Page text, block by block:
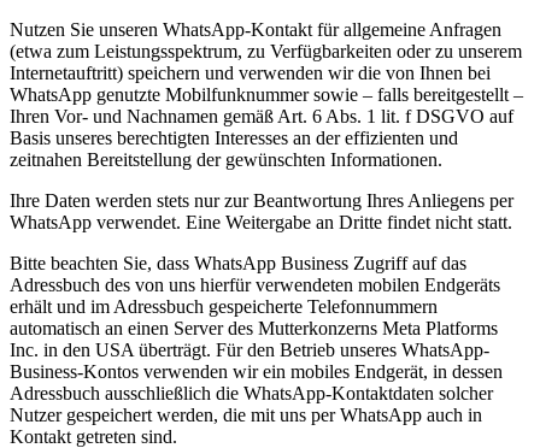
Nutzen Sie unseren WhatsApp-Kontakt für allgemeine Anfragen
(etwa zum Leistungsspektrum, zu Verfügbarkeiten oder zu unserem
Internetauftritt) speichern und verwenden wir die von Ihnen bei
WhatsApp genutzte Mobilfunknummer sowie – falls bereitgestellt –
Ihren Vor- und Nachnamen gemäß Art. 6 Abs. 1 lit. f DSGVO auf
Basis unseres berechtigten Interesses an der effizienten und
zeitnahen Bereitstellung der gewünschten Informationen.
Ihre Daten werden stets nur zur Beantwortung Ihres Anliegens per
WhatsApp verwendet. Eine Weitergabe an Dritte findet nicht statt.
Bitte beachten Sie, dass WhatsApp Business Zugriff auf das
Adressbuch des von uns hierfür verwendeten mobilen Endgeräts
erhält und im Adressbuch gespeicherte Telefonnummern
automatisch an einen Server des Mutterkonzerns Meta Platforms
Inc. in den USA überträgt. Für den Betrieb unseres WhatsApp-
Business-Kontos verwenden wir ein mobiles Endgerät, in dessen
Adressbuch ausschließlich die WhatsApp-Kontaktdaten solcher
Nutzer gespeichert werden, die mit uns per WhatsApp auch in
Kontakt getreten sind.